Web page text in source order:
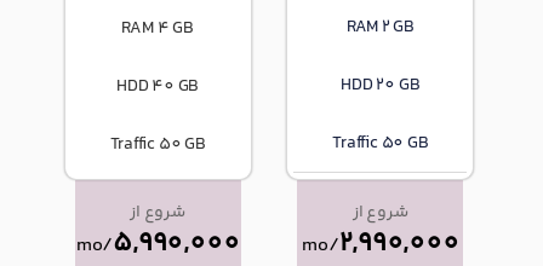
RAM 2 GB
HDD 20 GB
Traffic 50 GB
شروع از
2,990,000
/mo
RAM 4 GB
HDD 40 GB
Traffic 50 GB
شروع از
5,990,000
/mo